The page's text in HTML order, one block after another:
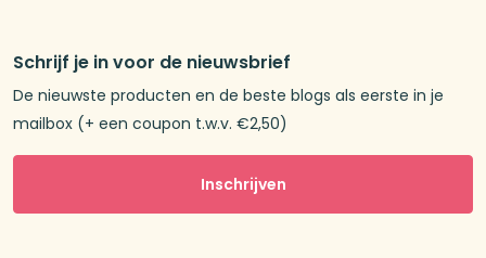
Schrijf je in voor de nieuwsbrief
De nieuwste producten en de beste blogs als eerste in je
mailbox (+ een coupon t.w.v. €2,50)
Inschrijven